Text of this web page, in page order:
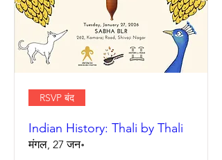
RSVP बंद
Indian History: Thali by Thali
मंगल, 27 जन॰